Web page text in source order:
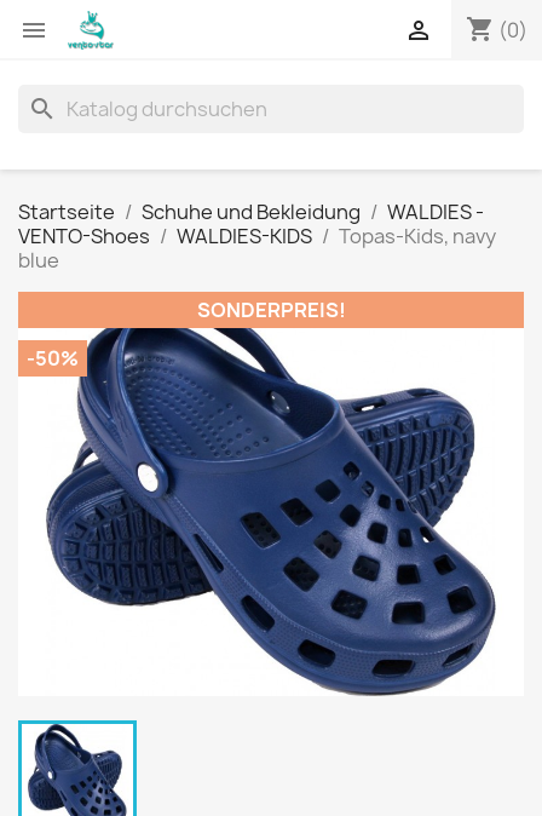
 shopping_cart (0)

search
Startseite Schuhe und Bekleidung
WALDIES -
VENTO-Shoes
WALDIES-KIDS
Topas-Kids, navy
blue
SONDERPREIS!
-50%